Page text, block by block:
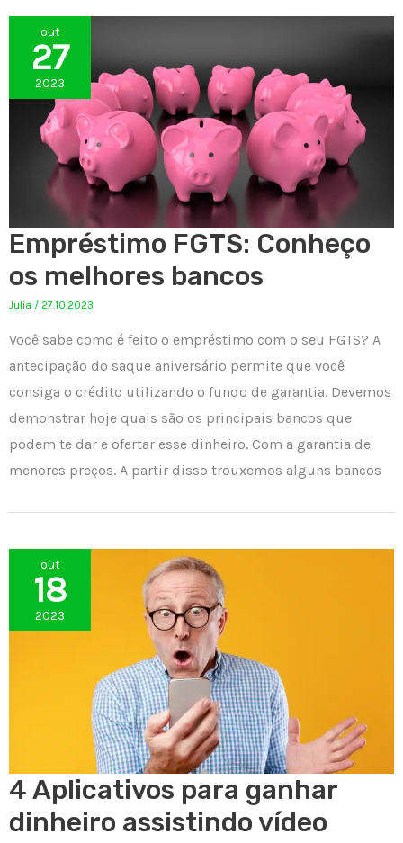
out
27
2023
Empréstimo FGTS: Conheço
os melhores bancos
Julia / 27.10.2023
Você sabe como é feito o empréstimo com o seu FGTS? A
antecipação do saque aniversário permite que você
consiga o crédito utilizando o fundo de garantia. Devemos
demonstrar hoje quais são os principais bancos que
podem te dar e ofertar esse dinheiro. Com a garantia de
menores preços. A partir disso trouxemos alguns bancos
out
18
2023
4 Aplicativos para ganhar
dinheiro assistindo vídeo